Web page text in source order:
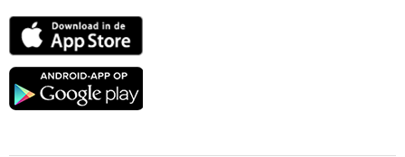
App
Google